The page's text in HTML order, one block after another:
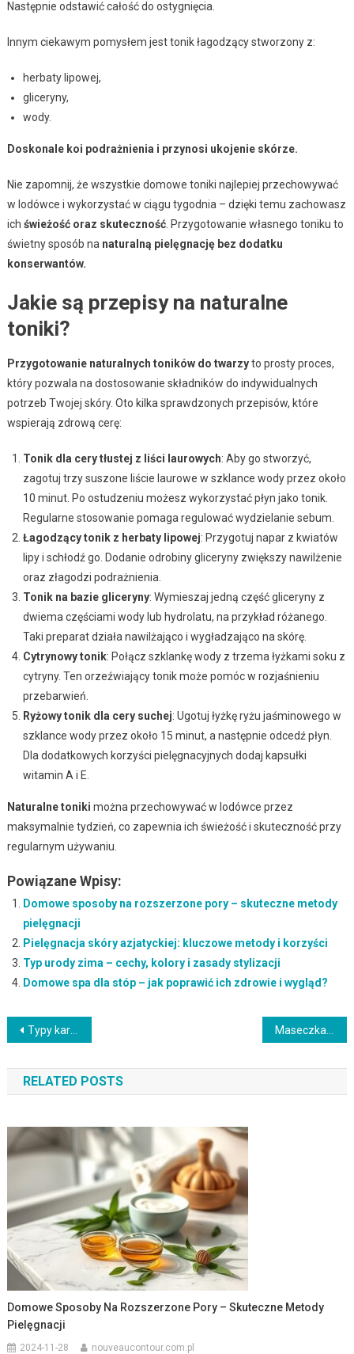
Następnie odstawić całość do ostygnięcia.
Innym ciekawym pomysłem jest tonik łagodzący stworzony z:
herbaty lipowej,
gliceryny,
wody.
Doskonale koi podrażnienia i przynosi ukojenie skórze.
Nie zapomnij, że wszystkie domowe toniki najlepiej przechowywać
w lodówce i wykorzystać w ciągu tygodnia – dzięki temu zachowasz
ich świeżość oraz skuteczność. Przygotowanie własnego toniku to
świetny sposób na naturalną pielęgnację bez dodatku
konserwantów.
Jakie są przepisy na naturalne
toniki?
Przygotowanie naturalnych toników do twarzyto prosty proces,
który pozwala na dostosowanie składników do indywidualnych
potrzeb Twojej skóry. Oto kilka sprawdzonych przepisów, które
wspierają zdrową cerę:
Tonik dla cery tłustej z liści laurowych: Aby go stworzyć,
zagotuj trzy suszone liście laurowe w szklance wody przez około
10 minut. Po ostudzeniu możesz wykorzystać płyn jako tonik.
Regularne stosowanie pomaga regulować wydzielanie sebum.
Łagodzący tonik z herbaty lipowej: Przygotuj napar z kwiatów
lipy i schłodź go. Dodanie odrobiny gliceryny zwiększy nawilżenie
oraz złagodzi podrażnienia.
Tonik na bazie gliceryny: Wymieszaj jedną część gliceryny z
dwiema częściami wody lub hydrolatu, na przykład różanego.
Taki preparat działa nawilżająco i wygładzająco na skórę.
Cytrynowy tonik: Połącz szklankę wody z trzema łyżkami soku z
cytryny. Ten orzeźwiający tonik może pomóc w rozjaśnieniu
przebarwień.
Ryżowy tonik dla cery suchej: Ugotuj łyżkę ryżu jaśminowego w
szklance wody przez około 15 minut, a następnie odcedź płyn.
Dla dodatkowych korzyści pielęgnacyjnych dodaj kapsułki
witamin A i E.
Naturalne toniki można przechowywać w lodówce przez
maksymalnie tydzień, co zapewnia ich świeżość i skuteczność przy
regularnym używaniu.
Powiązane Wpisy:
Domowe sposoby na rozszerzone pory – skuteczne metody
pielęgnacji
Pielęgnacja skóry azjatyckiej: kluczowe metody i korzyści
Typ urody zima – cechy, kolory i zasady stylizacji
Domowe spa dla stóp – jak poprawić ich zdrowie i wygląd?
Nawigacja
wpisu
Typy karnacji: jak je rozpoznać i dobierać kolory?
RELATED POSTS
Domowe Sposoby Na Rozszerzone Pory – Skuteczne Metody
Pielęgnacji
2024-11-28 nouveaucontour.com.pl